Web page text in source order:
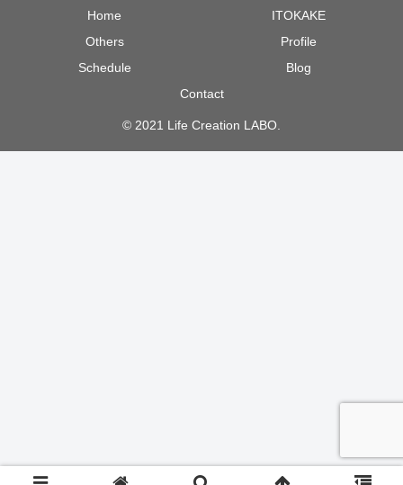
Home
ITOKAKE
Others
Profile
Schedule
Blog
Contact
© 2021 Life Creation LABO.